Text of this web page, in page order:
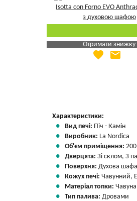
Отримати знижку
Яка Ваша ціна
favorite email
Характеристики:
Вид печі: Піч - Камін
Виробник: La Nordica
Об'єм приміщення:
Дверцята: Зі склом, З
Поверхня: Духова шафа
Кожух печі: Чавунний,
Матеріал топки: Чавуна
Тип палива: Дровами